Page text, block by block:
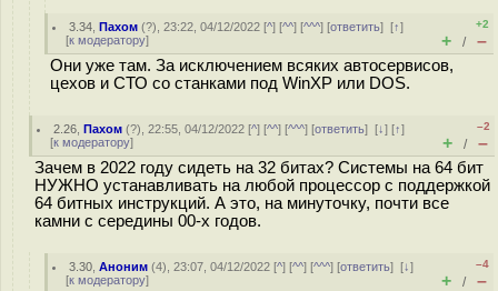
3.34 ,Пахом (?), 23:22, 04/12/2022 [^] [^^] [^^^] [ответить][↑]
[к модератору]
+2
+ / –
Они уже там. За исключением всяких автосервисов,
цехов и СТО со станками под WinXP или DOS.
2.26 ,Пахом (?), 22:55, 04/12/2022 [^] [^^] [^^^] [ответить][↓] [↑]
[к модератору]
–2
+ / –
Зачем в 2022 году сидеть на 32 битах? Системы на 64 бит
НУЖНО устанавливать на любой процессор с поддержкой
64 битных инструкций. А это, на минуточку, почти все
камни с середины 00-х годов.
3.30 ,Аноним (4), 23:07, 04/12/2022 [^] [^^] [^^^] [ответить][↓]
[к модератору]
–4
+ / –